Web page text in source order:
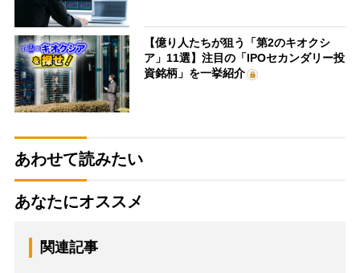
【億り人たちが狙う「第2のキオクシ
ア」11選】注目の「IPOセカンダリー投
資銘柄」を一挙紹介
あわせて読みたい
あなたにオススメ
関連記事